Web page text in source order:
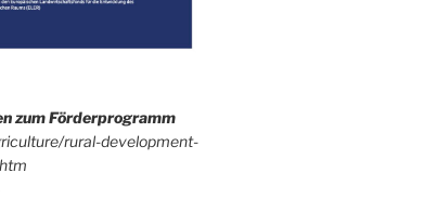
zum Förderprogramm
rural-development-